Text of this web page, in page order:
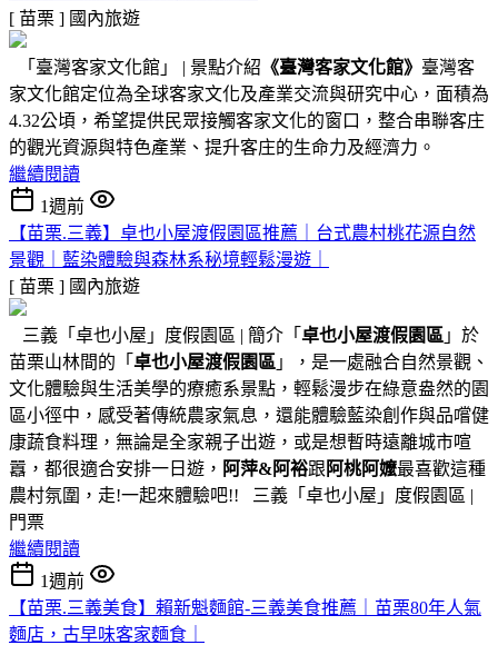
[ 苗栗 ] 國內旅遊
「臺灣客家文化館」 | 景點介紹 《臺灣客家文化館》 臺灣客
家文化館定位為全球客家文化及產業交流與研究中心，面積為
4.32公頃，希望提供民眾接觸客家文化的窗口，整合串聯客庄
的觀光資源與特色產業、提升客庄的生命力及經濟力。
繼續閱讀
1週前
【苗栗.三義】卓也小屋渡假園區推薦｜台式農村桃花源自然
景觀｜藍染體驗與森林系秘境輕鬆漫遊｜
[ 苗栗 ] 國內旅遊
三義「卓也小屋」度假園區 | 簡介「 卓也小屋渡假園區 」於
苗栗山林間的「 卓也小屋渡假園區 」，是一處融合自然景觀、
文化體驗與生活美學的療癒系景點，輕鬆漫步在綠意盎然的園
區小徑中，感受著傳統農家氣息，還能體驗藍染創作與品嚐健
康蔬食料理，無論是全家親子出遊，或是想暫時遠離城市喧
囂，都很適合安排一日遊， 阿萍&阿裕跟 阿桃阿嬤最喜歡這種
農村氛圍，走!一起來體驗吧!! 三義「卓也小屋」度假園區 |
門票
繼續閱讀
1週前
【苗栗.三義美食】賴新魁麵館-三義美食推薦｜苗栗80年人氣
麵店，古早味客家麵食｜